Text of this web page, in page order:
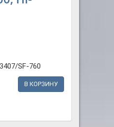
SF-760
В КОРЗИНУ